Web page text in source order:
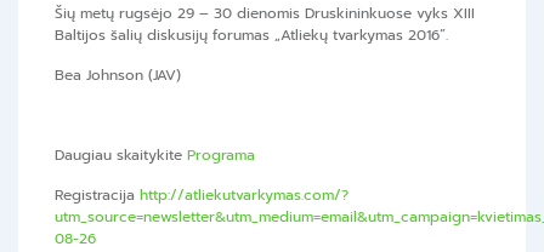
Šių metų rugsėjo 29 – 30 dienomis Druskininkuose vyks XIII
Baltijos šalių diskusijų forumas „Atliekų tvarkymas 2016”.
Bea Johnson (JAV)
Daugiau skaitykite Programa
Registracija http://atliekutvarkymas.com/?
08-26